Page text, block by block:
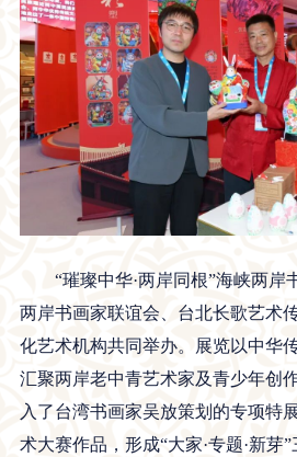
“璀璨中华·两岸同根”海峡两岸
两岸书画家联谊会、台北长歌艺术
化艺术机构共同举办。展览以中华
汇聚两岸老中青艺术家及青少年创
入了台湾书画家吴放策划的专项特
术大赛作品，形成“大家·专题·新芽